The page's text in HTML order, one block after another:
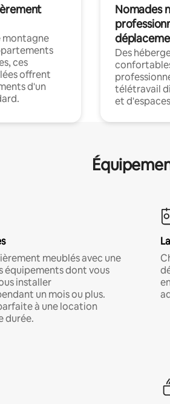
montagne
ces
offrent
d'un
Nomades
Des
télétravail
et
meublés avec une
équipements dont vous
installer
un mois ou plus.
à une location
durée.